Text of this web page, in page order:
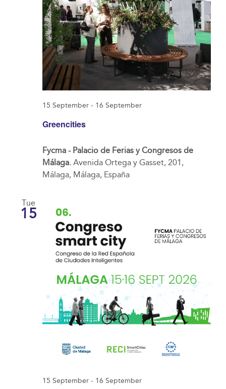
Greencities
15 September- 16 September
Fycma - Palacio de Ferias y Congresos de
Málaga. Avenida Ortega y Gasset, 201,
Málaga, Málaga, España
Tue
15
15 September- 16 September